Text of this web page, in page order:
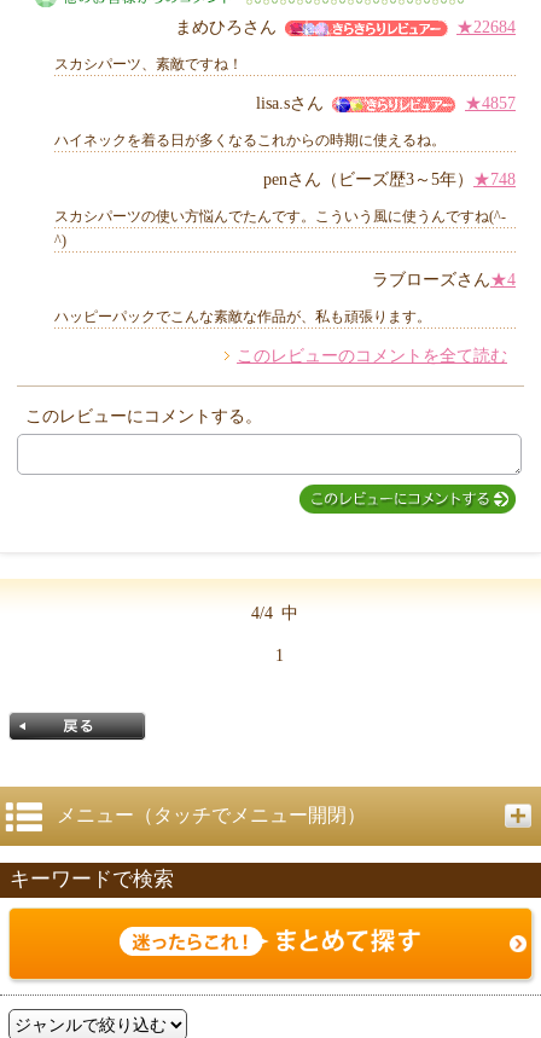
MIYUKI先生からのコメント
まめひろさん ★22684
スカシパーツ、素敵ですね！
lisa.sさん ★4857
ハイネックを着る日が多くなるこれからの時期に使えるね。
penさん（ビーズ歴3～5年） ★748
スカシパーツの使い方悩んでたんです。こういう風に使うんですね(^-
^)
ラブローズさん★4
ハッピーパックでこんな素敵な作品が、私も頑張ります。
このレビューのコメントを全て読む
このレビューにコメントする。
4/4 中
1
戻る
メニュー（タッチでメニュー開閉）
キーワードで検索